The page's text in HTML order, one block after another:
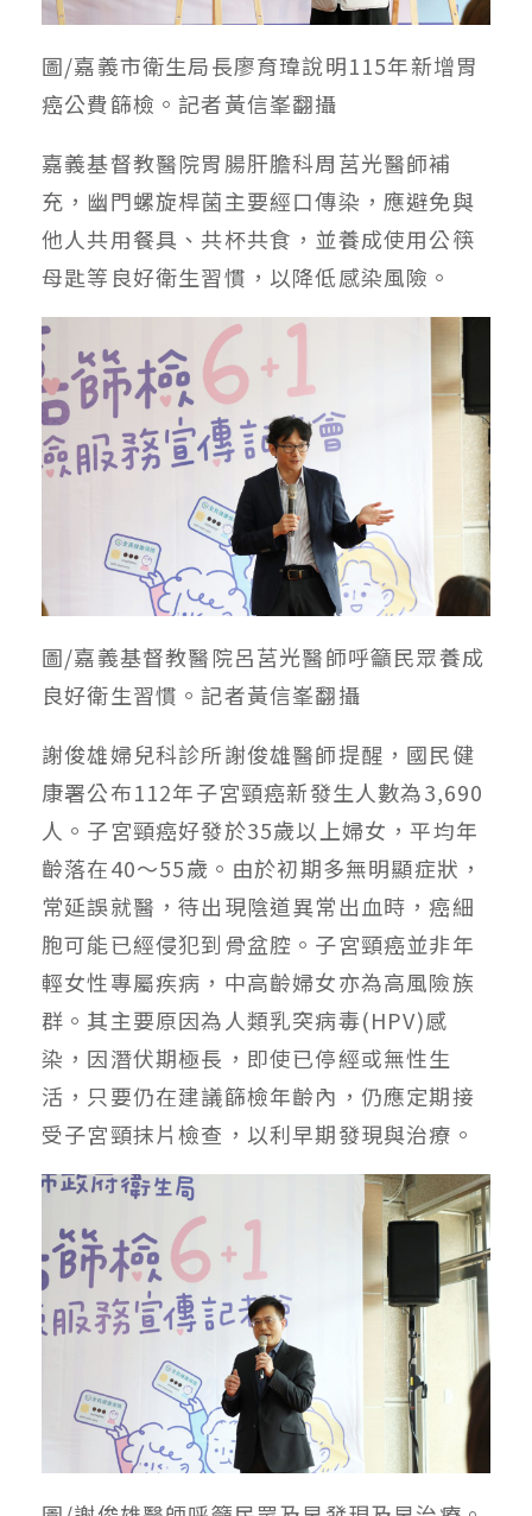
圖/嘉義市衛生局長廖育瑋說明115年新增胃
癌公費篩檢。記者黃信峯翻攝
嘉義基督教醫院胃腸肝膽科周莒光醫師補
充，幽門螺旋桿菌主要經口傳染，應避免與
他人共用餐具、共杯共食，並養成使用公筷
母匙等良好衛生習慣，以降低感染風險。
圖/嘉義基督教醫院呂莒光醫師呼籲民眾養成
良好衛生習慣。記者黃信峯翻攝
謝俊雄婦兒科診所謝俊雄醫師提醒，國民健
康署公布112年子宮頸癌新發生人數為3,690
人。子宮頸癌好發於35歲以上婦女，平均年
齡落在40～55歲。由於初期多無明顯症狀，
常延誤就醫，待出現陰道異常出血時，癌細
胞可能已經侵犯到骨盆腔。子宮頸癌並非年
輕女性專屬疾病，中高齡婦女亦為高風險族
群。其主要原因為人類乳突病毒(HPV)感
染，因潛伏期極長，即使已停經或無性生
活，只要仍在建議篩檢年齡內，仍應定期接
受子宮頸抹片檢查，以利早期發現與治療。